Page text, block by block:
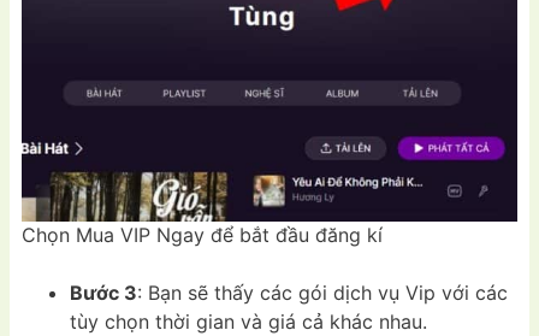
Chọn Mua VIP Ngay để bắt đầu đăng kí
Bước 3: Bạn sẽ thấy các gói dịch vụ Vip với các
tùy chọn thời gian và giá cả khác nhau.